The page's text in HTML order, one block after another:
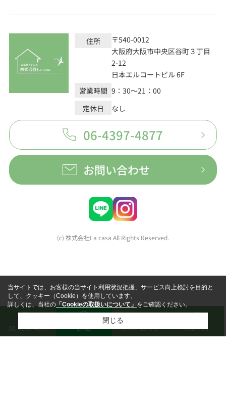
住所
〒540-0012
大阪府大阪市中央区谷町３丁目
2-12
日本エルコートビル 6F
営業時間 9：30～21：00
定休日
なし
06-4397-4877
お問い合わせ
(c) 株式会社La casa All Rights Reserved.
06-4397-4877 LINE お問い合わせ 来店予約
当サイトでは、お客様の当サイト利用状況把握、サービス向上検討を目的と
して、クッキー（Cookie）を使用しています。
詳しくは、当社の「Cookieの取扱いについて」をご確認ください。
閉じる